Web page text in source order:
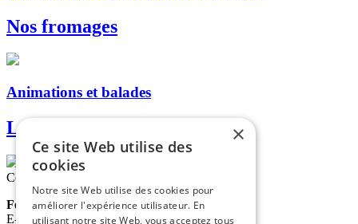
Nos fromages
Animations et balades
Les dromadaires
Contactez-nous
Ferme de La Blaquière
E-mail :contact@lablaquiere.com
×
Ce site Web utilise des
cookies
Notre site Web utilise des cookies pour
améliorer l'expérience utilisateur. En
utilisant notre site Web, vous acceptez tous